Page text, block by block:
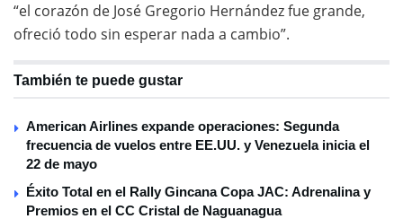
“el corazón de José Gregorio Hernández fue grande,
ofreció todo sin esperar nada a cambio”.
También te puede gustar
American Airlines expande operaciones: Segunda
frecuencia de vuelos entre EE.UU. y Venezuela inicia el
22 de mayo
Éxito Total en el Rally Gincana Copa JAC: Adrenalina y
Premios en el CC Cristal de Naguanagua